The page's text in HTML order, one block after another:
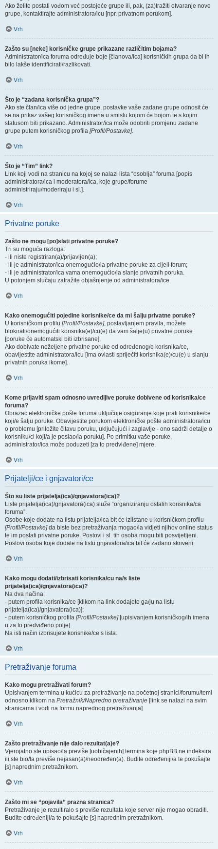
Ako želite postati vođom već postojeće grupe ili, pak, (za)tražiti otvaranje nove
grupe, kontaktirajte administratora/icu [npr. privatnom porukom].
Vrh
Zašto su [neke] korisničke grupe prikazane različitim bojama?
Administrator/ica foruma određuje boje [članova/ica] korisničkih grupa da bi ih
bilo lakše identificirati/razlikovati.
Vrh
Što je “zadana korisnička grupa”?
Ako ste član/ica više od jedne grupe, postavke vaše zadane grupe odnosit će
se na prikaz vašeg korisničkog imena u smislu kojom će bojom te s kojim
statusom biti prikazano. Administrator/ica može odobriti promjenu zadane
grupe putem korisničkog profila [Profil/Postavke].
Vrh
Što je “Tim” link?
Link koji vodi na stranicu na kojoj se nalazi lista “osoblja” foruma [popis
administratora/ica i moderatora/ica, koje grupe/forume
administriraju/moderiraju i sl.].
Vrh
Privatne poruke
Zašto ne mogu [po]slati privatne poruke?
Tri su moguća razloga:
- ili niste registriran(a)/prijavljen(a);
- ili je administrator/ica onemogućio/la privatne poruke za cijeli forum;
- ili je administrator/ica vama onemogućio/la slanje privatnih poruka.
U potonjem slučaju zatražite objašnjenje od administratora/ice.
Vrh
Kako onemogućiti pojedine korisnike/ce da mi šalju privatne poruke?
U korisničkom profilu [Profil/Postavke], postavljanjem pravila, možete
blokirati/onemogućiti korisnika(e)/cu(e) da vam šalje(u) privatne poruke
[poruke će automatski biti izbrisane].
Ako dobivate neželjene privatne poruke od određenog/e korisnika/ce,
obavijestite administratora/icu [ima ovlasti spriječiti korisnika(e)/cu(e) u slanju
privatnih poruka ikome].
Vrh
Kome prijaviti spam odnosno uvredljive poruke dobivene od korisnika/ce
foruma?
Obrazac elektroničke pošte foruma uključuje osiguranje koje prati korisnike/ce
koji/e šalju poruke. Obavijestite porukom elektroničke pošte administratora/icu
o problemu [priložite čitavu poruku, uključujući i zaglavlje - ono sadrži detalje o
korisniku/ci koji/a je poslao/la poruku]. Po primitku vaše poruke,
administrator/ica može poduzeti [za to predviđene] mjere.
Vrh
Prijatelji/ce i gnjavatori/ce
Što su liste prijatelja(ica)/gnjavatora(ica)?
Liste prijatelja(ica)/gnjavatora(ica) služe “organiziranju ostalih korisnika/ca
foruma”.
Osobe koje dodate na listu prijatelja/ica bit će izlistane u korisničkom profilu
[Profil/Postavke]da biste bez pretraživanja mogao/la vidjeti njihov online status
te im poslati privatne poruke. Postovi i sl. tih osoba mogu biti posvijetljeni.
Postovi osoba koje dodate na listu gnjavatora/ica bit će zadano skriveni.
Vrh
Kako mogu dodati/izbrisati korisnika/cu na/s liste
prijatelja(ica)/gnjavatora(ica)?
Na dva načina:
- putem profila korisnika/ce [klikom na link dodajete ga/ju na listu
prijatelja(ica)/gnjavatora(ica)];
- putem korisničkog profila [Profil/Postavke][upisivanjem korisničkog/ih imena
u za to predviđeno polje].
Na isti način izbrisujete korisnike/ce s lista.
Vrh
Pretraživanje foruma
Kako mogu pretraživati forum?
Upisivanjem termina u kućicu za pretraživanje na početnoj stranici/forumu/temi
odnosno klikom na Pretražnik/Napredno pretraživanje [link se nalazi na svim
stranicama i vodi na formu naprednog pretraživanja].
Vrh
Zašto pretraživanje nije dalo rezultat(a)e?
Vjerojatno ste upisao/la previše [uobičajenih] termina koje phpBB ne indeksira
ili ste bio/la previše nejasan(a)/neodređen(a). Budite određeniji/a te pokušajte
[s] naprednim pretražnikom.
Vrh
Zašto mi se “pojavila” prazna stranica?
Pretraživanje je rezultiralo s previše rezultata koje server nije mogao obraditi.
Budite određeniji/a te pokušajte [s] naprednim pretražnikom.
Vrh